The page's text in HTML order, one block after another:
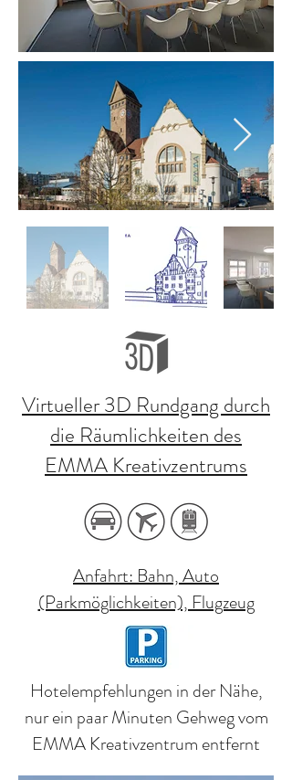
Virtueller 3D Rundgang durch
die Räumlichkeiten des
EMMA Kreativzentrums
Anfahrt: Bahn, Auto
(Parkmöglichkeiten), Flugzeug
Hotelempfehlungen in der Nähe,
nur ein paar Minuten Gehweg vom
EMMA Kreativzentrum entfernt